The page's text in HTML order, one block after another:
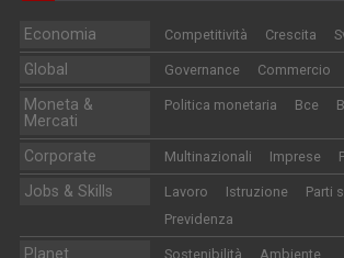
Economia Competitività Crescita
Global Governance Commercio
Moneta &
Mercati
Politica monetaria Bce
Corporate Multinazionali Imprese
Jobs & Skills Lavoro Istruzione
Parti
Previdenza
Planet Sostenibilità Ambiente